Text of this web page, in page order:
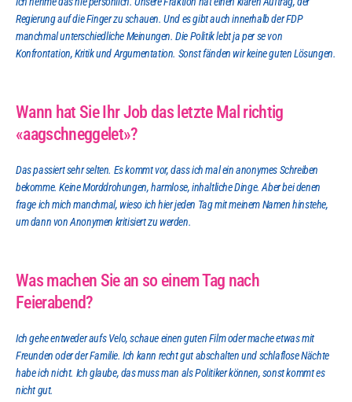
Regierung auf die Finger zu schauen. Und es gibt auch innerhalb der FDP
manchmal unterschiedliche Meinungen. Die Politik lebt ja per se von
Konfrontation, Kritik und Argumentation. Sonst fänden wir keine guten Lösungen.
Wann hat Sie Ihr Job das letzte Mal richtig
«aagschneggelet»?
Das passiert sehr selten. Es kommt vor, dass ich mal ein anonymes Schreiben
bekomme. Keine Morddrohungen, harmlose, inhaltliche Dinge. Aber bei denen
frage ich mich manchmal, wieso ich hier jeden Tag mit meinem Namen hinstehe,
um dann von Anonymen kritisiert zu werden.
Was machen Sie an so einem Tag nach
Feierabend?
Ich gehe entweder aufs Velo, schaue einen guten Film oder mache etwas mit
Freunden oder der Familie. Ich kann recht gut abschalten und schlaflose Nächte
habe ich nicht. Ich glaube, das muss man als Politiker können, sonst kommt es
nicht gut.